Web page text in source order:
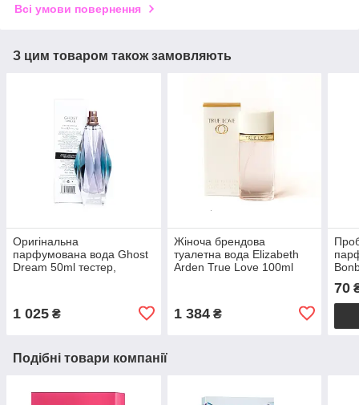
Всі умови повернення
З цим товаром також замовляють
Оригінальна
парфумована вода Ghost
Dream 50ml тестер,
1 025 ₴
Жіноча брендова
туалетна вода Elizabeth
Arden True Love 100ml
1 384₴
70
Подібні товари компанії